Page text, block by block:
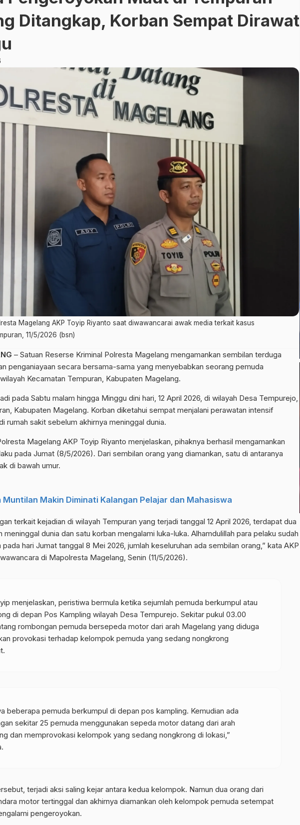
Ditangkap, Korban Sempat Dirawat
Magelang AKP Toyip Riyanto saat diwawancarai awak media terkait kasus
11/5/2026 (bsn)
– Satuan Reserse Kriminal Polresta Magelang mengamankan sembilan terduga
penganiayaan secara bersama-sama yang menyebabkan seorang pemuda
Kecamatan Tempuran, Kabupaten Magelang.
pada Sabtu malam hingga Minggu dini hari, 12 April 2026, di wilayah Desa Tempurejo,
Kabupaten Magelang. Korban diketahui sempat menjalani perawatan intensif
rumah sakit sebelum akhirnya meninggal dunia.
Magelang AKP Toyip Riyanto menjelaskan, pihaknya berhasil mengamankan
pada Jumat (8/5/2026). Dari sembilan orang yang diamankan, satu di antaranya
di bawah umur.
Makin Diminati Kalangan Pelajar dan Mahasiswa
terkait kejadian di wilayah Tempuran yang terjadi tanggal 12 April 2026, terdapat dua
meninggal dunia dan satu korban mengalami luka-luka. Alhamdulillah para pelaku sudah
hari Jumat tanggal 8 Mei 2026, jumlah keseluruhan ada sembilan orang,” kata AKP
di Mapolresta Magelang, Senin (11/5/2026).
menjelaskan, peristiwa bermula ketika sejumlah pemuda berkumpul atau
di depan Pos Kampling wilayah Desa Tempurejo. Sekitar pukul 03.00
rombongan pemuda bersepeda motor dari arah Magelang yang diduga
provokasi terhadap kelompok pemuda yang sedang nongkrong
beberapa pemuda berkumpul di depan pos kampling. Kemudian ada
sekitar 25 pemuda menggunakan sepeda motor datang dari arah
dan memprovokasi kelompok yang sedang nongkrong di lokasi,”
terjadi aksi saling kejar antara kedua kelompok. Namun dua orang dari
motor tertinggal dan akhirnya diamankan oleh kelompok pemuda setempat
pengeroyokan.